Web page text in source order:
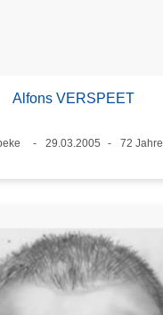
Alfons VERSPEET
29.03.2005
72 Jahre